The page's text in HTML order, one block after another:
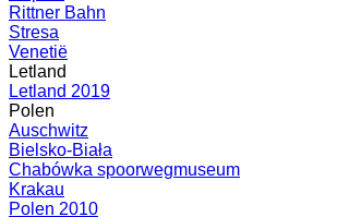
Rittner Bahn
Stresa
Venetië
Letland
Letland 2019
Polen
Auschwitz
Bielsko-Biała
Chabówka spoorwegmuseum
Krakau
Polen 2010